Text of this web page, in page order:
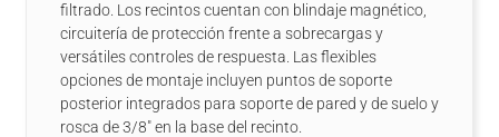
filtrado. Los recintos cuentan con blindaje magnético,
circuitería de protección frente a sobrecargas y
versátiles controles de respuesta. Las flexibles
opciones de montaje incluyen puntos de soporte
posterior integrados para soporte de pared y de suelo y
rosca de 3/8" en la base del recinto.